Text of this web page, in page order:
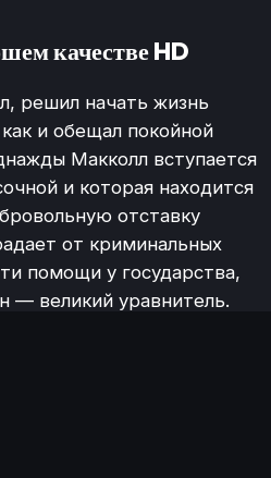
качестве HD
решил начать жизнь
и обещал покойной
Макколл вступается
и которая находится
отставку
от криминальных
помощи у государства,
— великий уравнитель.